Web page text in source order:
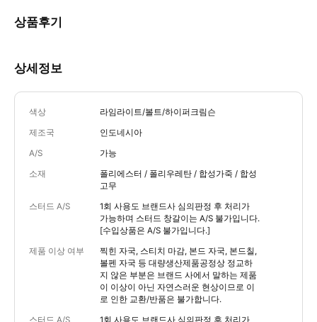
상품후기
상세정보
색상 라임라이트/볼트/하이퍼크림슨
제조국 인도네시아
A/S 가능
소재
폴리에스터 / 폴리우레탄 / 합성가죽 / 합성
고무
스터드 A/S
1회 사용도 브랜드사 심의판정 후 처리가
가능하며 스터드 창갈이는 A/S 불가입니다.
[수입상품은 A/S 불가입니다.]
제품 이상 여부
찍힌 자국, 스티치 마감, 본드 자국, 본드칠,
볼펜 자국 등 대량생산제품공정상 정교하
지 않은 부분은 브랜드 사에서 말하는 제품
이 이상이 아닌 자연스러운 현상이므로 이
로 인한 교환/반품은 불가합니다.
스터드 A/S
1회 사용도 브랜드사 심의판정 후 처리가